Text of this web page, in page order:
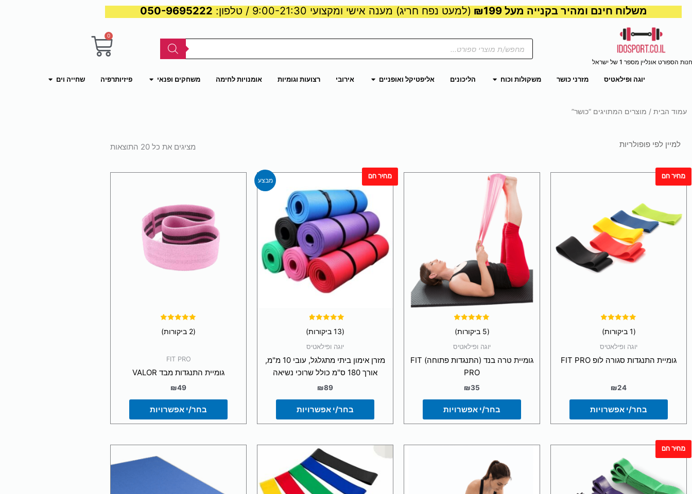
משלוח חינם ומהיר בקנייה מעל ₪199 (למעט נפח חריג) מענה אישי ומקצועי 9:00-21:30 / טלפון: 050-9695222
חנות הספורט אונליין מספר 1 של ישראל
Products
search
0
עגלת
יוגה ופילאטיס מזרני כושר משקולות וכוח פתח משקולות וכוח
הליכונים אליפטיקל ואופניים פתח אליפטיקל ואופניים
אירובי רצועות וגומיות אומנויות לחימה משחקים ופנאי פתח משחקים ופנאי
פיזיותרפיה שחייה וים פתח שחייה וים
עמוד הבית / מוצרים המתויגים “כושר”
מציגים את כל ⁦20⁩ התוצאות לפי
מחיר חם
5.00
(1 ביקורות)
יוגה ופילאטיס
גומיית התנגדות סגורה לופ FIT PRO
₪24
בחר/י אפשרויות
מספר
סוגים.
ניתן
לבחור
את
5.00
(5 ביקורות)
יוגה ופילאטיס
גומיית טרה בנד (התנגדות פתוחה) FIT
PRO
₪35
בחר/י אפשרויות
את
האפשרויות
בעמוד
המוצר
מבצע מחיר חם
4.92
(13 ביקורות)
יוגה ופילאטיס
מזרן אימון ביתי מתגלגל, עובי 10 מ"מ,
אורך 180 ס"מ כולל שרוכי נשיאה
₪89
בחר/י אפשרויות
זה
יש
מספר
סוגים.
ניתן
לבחור
את
האפשרויות
בעמוד
5.00
(2 ביקורות)
FIT PRO
גומיית התנגדות מבד VALOR
₪49
בחר/י אפשרויות
יש
מספר
סוגים.
ניתן
לבחור
את
מחיר חם
זה
יש
מספר
מספר
זה